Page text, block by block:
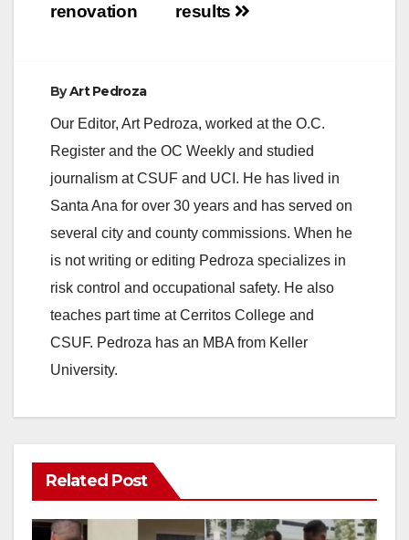
results
renovation
ByArt Pedroza
Our Editor, Art Pedroza, worked at the O.C.
Register and the OC Weekly and studied
journalism at CSUF and UCI. He has lived in
Santa Ana for over 30 years and has served on
several city and county commissions. When he
is not writing or editing Pedroza specializes in
risk control and occupational safety. He also
teaches part time at Cerritos College and
CSUF. Pedroza has an MBA from Keller
University.
Related Post